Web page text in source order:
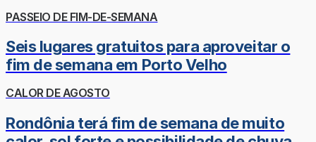
PASSEIO DE FIM-DE-SEMANA
Seis lugares gratuitos para aproveitar o
fim de semana em Porto Velho
CALOR DE AGOSTO
Rondônia terá fim de semana de muito